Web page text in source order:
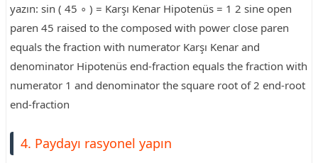
yazın: sin ( 45 ∘ ) = Karşı Kenar Hipotenüs = 1 2 sine open
paren 45 raised to the composed with power close paren
equals the fraction with numerator Karşı Kenar and
denominator Hipotenüs end-fraction equals the fraction with
numerator 1 and denominator the square root of 2 end-root
end-fraction
4. Paydayı rasyonel yapın